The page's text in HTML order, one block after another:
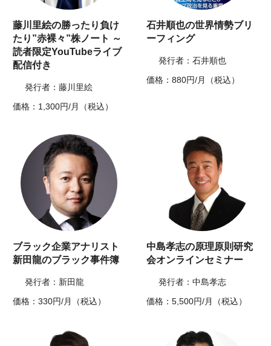
藤川里絵の勝ったり負け
たり”赤裸々”株ノート ～
読者限定YouTubeライブ
配信付き
発行者：藤川里絵
価格：1,300円/月（税込）
石井順也の世界情勢ブリ
ーフィング
発行者：石井順也
価格：880円/月（税込）
ブラック企業アナリスト
新田龍のブラック事件簿
発行者：新田龍
価格：330円/月（税込）
中島孝志の原理原則研究
会オンラインセミナー
発行者：中島孝志
価格：5,500円/月（税込）